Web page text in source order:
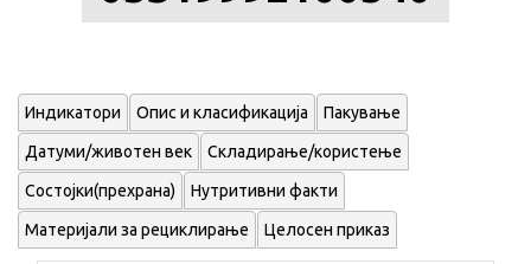
Индикатори Опис и класификација Пакување
Датуми/животен век Складирање/користење
Состојки(прехрана) Нутритивни факти
Материјали за рециклирање Целосен приказ